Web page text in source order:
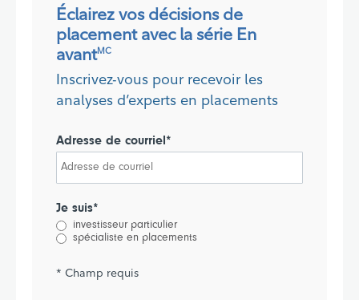
Éclairez vos décisions de
placement avec la série En
avantMC
Inscrivez-vous pour recevoir les
analyses d’experts en placements
Adresse de courriel*
Je suis*
investisseur particulier
spécialiste en placements
* Champ requis